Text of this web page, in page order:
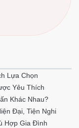
Lựa Chọn
Yêu Thích
Khác Nhau?
Đại, Tiện Nghi
Hợp Gia Đình